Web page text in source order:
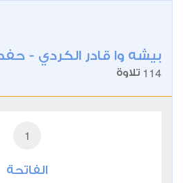
بيشه وا قادر الكردي -
114 تلاوة
1
الفاتحة